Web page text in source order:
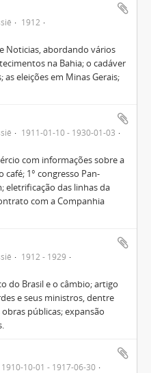
1912
Noticias, abordando vários
na Bahia; o cadáver
eleições em Minas Gerais;
1911-01-10 - 1930-01-03
com informações sobre a
1° congresso Pan-
eletrificação das linhas da
com a Companhia
1912 - 1929
do Brasil e o câmbio; artigo
e seus ministros, dentre
obras públicas; expansão
1910-10-01 - 1917-06-30